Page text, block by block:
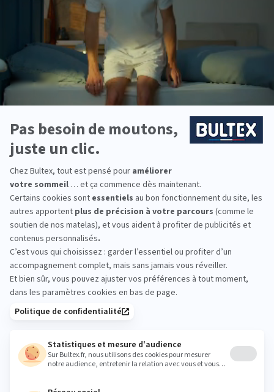
notamment la durée des différentes phases de sommeil (léger,
profond et paradoxal). Un abonnement Premium (8,99 € par
mois) permet d’avoir accès à des conseils et des exercices de
relaxation et de méditation. 229,95 €, sur www.fitbit.com
revendeurs.
2.Les enfants aussi, à partir de 6 ans, peuvent avoir leur bracelet
d’activité et de suivi du sommeil :Fitbit Ace 3.L’objectif? Les
aider à bouger, rester actifs, équilibrer le temps passé entre
écrans et activités physiques, puis… dormir suffisamment.
les incitent à bouger le plus souvent possible.
79,95€, avec bracelets en silicone noir avec fermoir rouge ou
bleu avec fermoir vert, sur
Des séances pour se relaxer
Sortie en 2018, la boîte à sophrologie Morphée ressemble à une
boîte à musique et propose plus de 200 séances de méditation
réalisées par des professionnels du sommeil, à écouter avec ou
sans écouteurs (on peut suivre la séance à deux grâce à
l’enceinte intégrée). Vous choisissez votre thème (balayage
corporel, respiration, voyage…), votre séance et sa durée (8 ou
20 mn). Il n’y a plus qu’à se laisser guider… Cette boîte existe en
version enfant, Mon Petit Morphée, qui fonctionne sur le même
mode.
surwww.morphee.coet chez les revendeurs agréés.